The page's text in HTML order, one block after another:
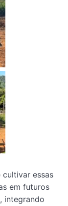
essas
em futuros
integrando